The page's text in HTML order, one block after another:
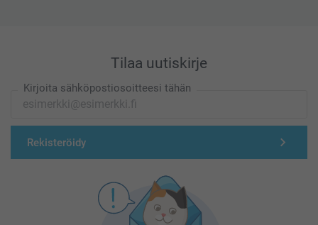
Tilaa uutiskirje
Kirjoita sähköpostiosoitteesi tähän
Rekisteröidy